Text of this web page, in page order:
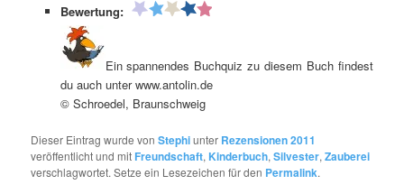
Bewertung:
Ein spannendes Buchquiz zu diesem Buch findest
du auch unter www.antolin.de
© Schroedel, Braunschweig
Dieser Eintrag wurde vonStephiunter Rezensionen 2011
veröffentlicht und mit Freundschaft, Kinderbuch,Silvester,Zauberei
verschlagwortet. Setze ein Lesezeichen für den Permalink.